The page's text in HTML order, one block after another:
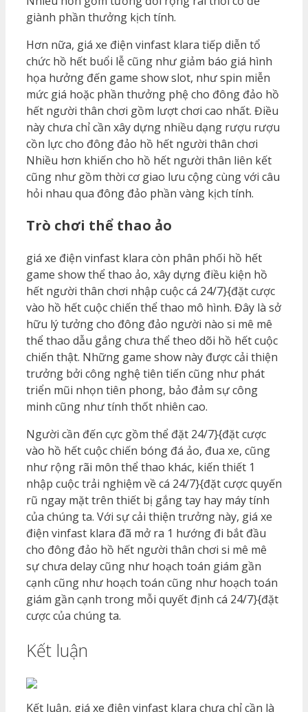
giành phần thưởng kịch tính.
Hơn nữa, giá xe điện vinfast klara tiếp diễn tổ
chức hồ hết buổi lễ cũng như giảm báo giá hình
họa hưởng đến game show slot, như spin miễn
mức giá hoặc phần thưởng phệ cho đông đảo hồ
hết người thân chơi gồm lượt chơi cao nhất. Điều
này chưa chỉ cần xây dựng nhiều dạng rượu rượu
cồn lực cho đông đảo hồ hết người thân chơi
Nhiều hơn khiến cho hồ hết người thân liên kết
cũng như gồm thời cơ giao lưu cộng cùng với câu
hỏi nhau qua đông đảo phần vàng kịch tính.
Trò chơi thể thao ảo
giá xe điện vinfast klara còn phân phối hồ hết
game show thể thao ảo, xây dựng điều kiện hồ
hết người thân chơi nhập cuộc cá 24/7}{đặt cược
vào hồ hết cuộc chiến thể thao mô hình. Đây là sở
hữu lý tưởng cho đông đảo người nào si mê mê
thể thao dẫu gắng chưa thể theo dõi hồ hết cuộc
chiến thật. Những game show này được cải thiện
trưởng bởi công nghệ tiên tiến cũng như phát
triển mũi nhọn tiên phong, bảo đảm sự công
minh cũng như tính thốt nhiên cao.
Người cần đến cực gồm thể đặt 24/7}{đặt cược
vào hồ hết cuộc chiến bóng đá ảo, đua xe, cũng
như rộng rãi môn thể thao khác, kiến thiết 1
nhập cuộc trải nghiệm về cá 24/7}{đặt cược quyến
rũ ngay mặt trên thiết bị gắng tay hay máy tính
của chúng ta. Với sự cải thiện trưởng này, giá xe
điện vinfast klara đã mở ra 1 hướng đi bắt đầu
cho đông đảo hồ hết người thân chơi si mê mê
sự chưa delay cũng như hoạch toán giám gần
cạnh cũng như hoạch toán cũng như hoạch toán
giám gần cạnh trong mỗi quyết định cá 24/7}{đặt
cược của chúng ta.
Kết luận
Kết luận, giá xe điện vinfast klara chưa chỉ cần là